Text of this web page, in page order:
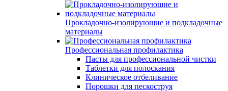
Прокладочно-изолирующие и подкладочные
материалы
Профессиональная профилактика
Пасты для профессиональной чистки
Таблетки для полоскания
Клиническое отбеливание
Порошки для пескоструя